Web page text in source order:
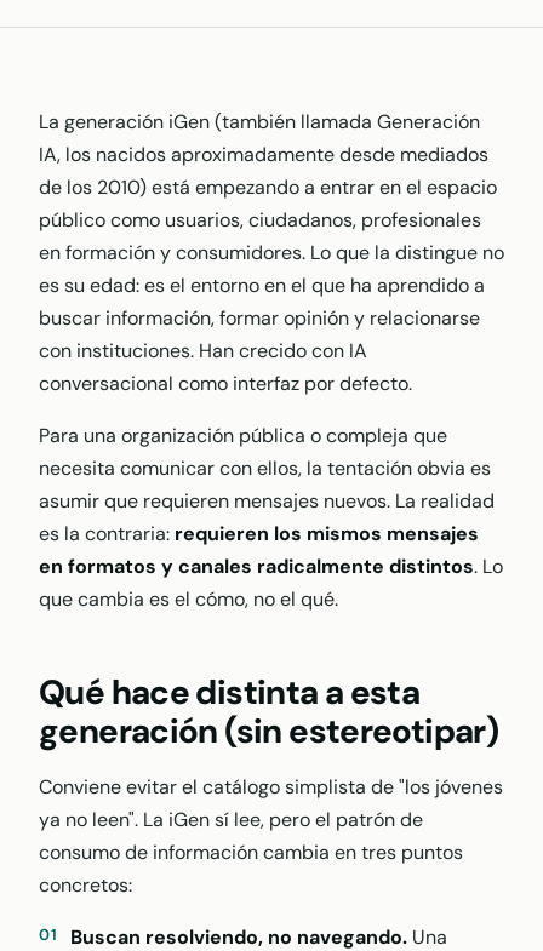
La generación iGen (también llamada Generación
IA, los nacidos aproximadamente desde mediados
de los 2010) está empezando a entrar en el espacio
público como usuarios, ciudadanos, profesionales
en formación y consumidores. Lo que la distingue no
es su edad: es el entorno en el que ha aprendido a
buscar información, formar opinión y relacionarse
con instituciones. Han crecido con IA
conversacional como interfaz por defecto.
Para una organización pública o compleja que
necesita comunicar con ellos, la tentación obvia es
asumir que requieren mensajes nuevos. La realidad
es la contraria: requieren los mismos mensajes
en formatos y canales radicalmente distintos. Lo
que cambia es el cómo, no el qué.
Qué hace distinta a esta
generación (sin estereotipar)
Conviene evitar el catálogo simplista de "los jóvenes
ya no leen". La iGen sí lee, pero el patrón de
consumo de información cambia en tres puntos
concretos:
Buscan resolviendo, no navegando. Una